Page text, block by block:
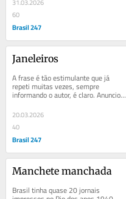
31.03.2026
60
Brasil 247
Janeleiros
A frase é tão estimulante que já
repeti muitas vezes, sempre
informando o autor, é claro. Anunciou,
mais ou menos assim, o cronista e
jornalista...
20.03.2026
40
Brasil 247
Manchete manchada
Brasil tinha quase 20 jornais